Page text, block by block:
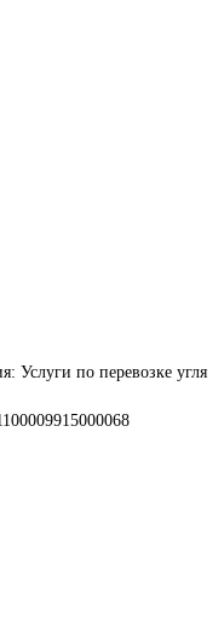
Услуги по перевозке угля